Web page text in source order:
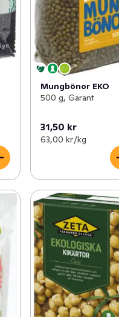
Mungbönor EKO
500 g, Garant
31,50 kr
63,00 kr /kg